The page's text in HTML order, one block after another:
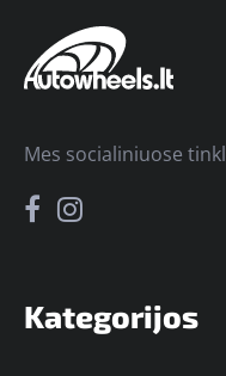
Kategorijos
Mes socialiniuose